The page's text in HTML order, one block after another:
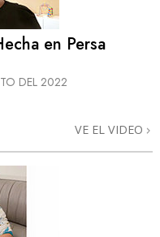
en Persa
DEL 2022
VE EL VIDEO